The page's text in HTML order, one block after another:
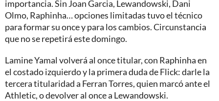
importancia. Sin Joan Garcia, Lewandowski, Dani
Olmo, Raphinha… opciones limitadas tuvo el técnico
para formar su once y para los cambios. Circunstancia
que no se repetirá este domingo.
Lamine Yamal volverá al once titular, con Raphinha en
el costado izquierdo y la primera duda de Flick: darle la
tercera titularidad a Ferran Torres, quien marcó ante el
Athletic, o devolver al once a Lewandowski.